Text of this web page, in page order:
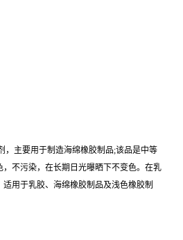
，主要用于制造海绵橡胶制品;该品是中等
不污染，在长期日光曝晒下不变色。在乳
用于乳胶、海绵橡胶制品及浅色橡胶制